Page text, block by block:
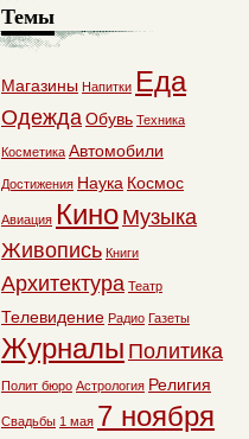
Темы
Магазины Напитки Еда
ОдеждаОбувь Техника
Косметика Автомобили
Достижения Наука Космос
Авиация Кино Музыка
Живопись Книги
Архитектура Театр
Телевидение Радио Газеты
Журналы Политика
Полит бюро Астрология Религия
Свадьбы 1 мая 7 ноября